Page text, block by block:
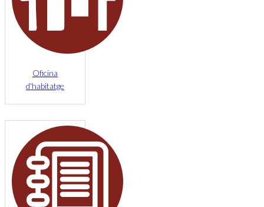
Oficina
d'habitatge